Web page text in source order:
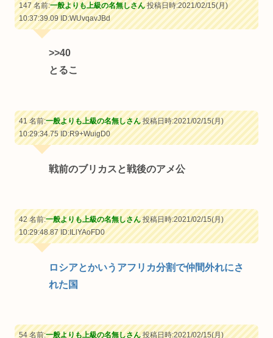
147 名前:一般よりも上級の名無しさん投稿日時:2021/02/15(月)
10:37:39.09ID:WUvqavJBd
>>40
とるこ
41 名前:一般よりも上級の名無しさん投稿日時:2021/02/15(月)
10:29:34.75ID:R9+WuigD0
戦前のブリカスと戦後のアメ公
42 名前:一般よりも上級の名無しさん投稿日時:2021/02/15(月)
10:29:48.87ID:ILlYAoFD0
ロシアとかいうアフリカ分割で仲間外れにさ
れた国
54 名前:一般よりも上級の名無しさん投稿日時:2021/02/15(月)